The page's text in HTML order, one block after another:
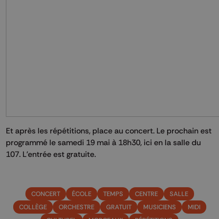
Et après les répétitions, place au concert. Le prochain est
programmé le samedi 19 mai à 18h30, ici en la salle du
107. L’entrée est gratuite.
CONCERT ÉCOLE TEMPS CENTRE
SALLE
COLLÈGE
ORCHESTRE GRATUIT MUSICIENS
MIDI